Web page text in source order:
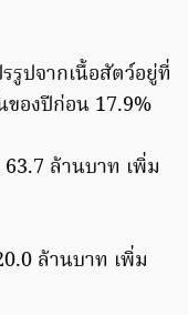
รูปจากเนื้อสัตว์อยู่ที่
ของปีก่อน 17.9%
ล้านบาท เพิ่ม
ล้านบาท เพิ่ม